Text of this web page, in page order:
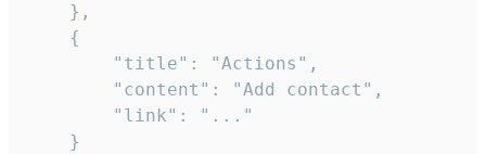
    },
    {
        "title": "Actions",
        "content": "Add contact",
        "link": "..."
    }